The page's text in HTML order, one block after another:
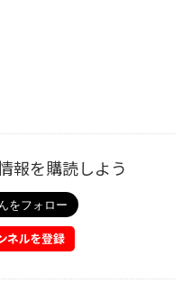
報を購読しよう